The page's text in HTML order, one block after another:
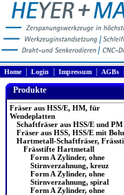
Home| Login Impressum AGBs
Produkte
Fräser aus HSS/E, HM, für
Wendeplatten
Schaftfräser aus HSS/E und PM
Fräser aus HSS, HSS/E mit
Hartmetall-Schaftfräser,
Frässtifte Hartmetall
Form A Zylinder, ohne
Stirnverzahnung, kreuz
Form A Zylinder, ohne
Stirnverzahnung, spiral
Form A Zylinder, ohne